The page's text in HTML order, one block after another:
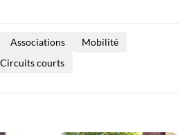
Associations
Mobilité
Circuits courts